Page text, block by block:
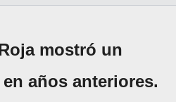
mostró un
años anteriores.